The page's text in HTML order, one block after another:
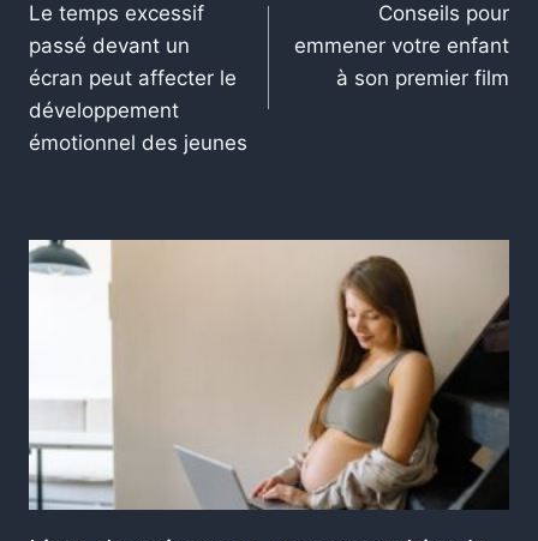
Le temps excessif
passé devant un
écran peut affecter le
développement
émotionnel des jeunes
Conseils pour
emmener votre enfant
à son premier film